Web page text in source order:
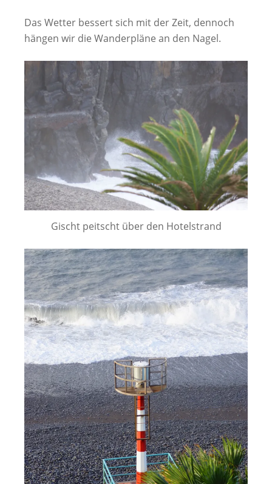
Das Wetter bessert sich mit der Zeit, dennoch
hängen wir die Wanderpläne an den Nagel.
Gischt peitscht über den Hotelstrand